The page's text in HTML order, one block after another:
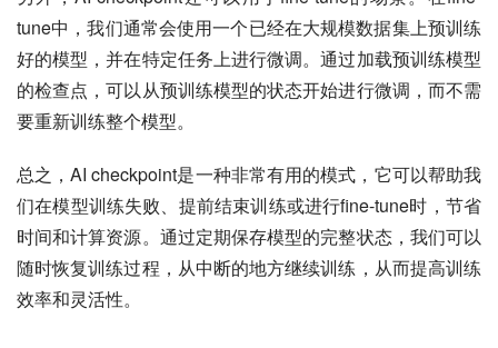
tune中，我们通常会使用一个已经在大规模数据集上预训练
好的模型，并在特定任务上进行微调。通过加载预训练模型
的检查点，可以从预训练模型的状态开始进行微调，而不需
要重新训练整个模型。
总之，AI checkpoint是一种非常有用的模式，它可以帮助我
们在模型训练失败、提前结束训练或进行fine-tune时，节省
时间和计算资源。通过定期保存模型的完整状态，我们可以
随时恢复训练过程，从中断的地方继续训练，从而提高训练
效率和灵活性。